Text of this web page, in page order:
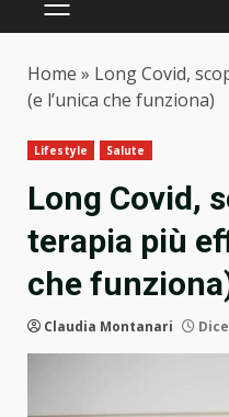
PRIMARY
Home » Long Covid,
(e l’unica che funziona)
Lifestyle Salute
Long Covid,
terapia più
che
Claudia Montanari